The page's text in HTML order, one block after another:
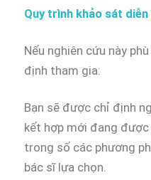
Quy trình khảo sát
Nếu nghiên cứu này
định tham gia:
Bạn sẽ được chỉ định
kết hợp mới đang
trong số các phương
bác sĩ lựa chọn.